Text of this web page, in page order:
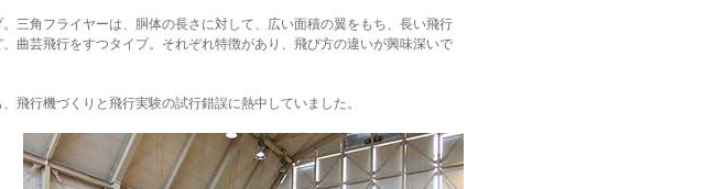
三角フライヤーは、胴体の長さに対して、広い面積の翼をもち、長い飛行
曲芸飛行をすつタイプ。それぞれ特徴があり、飛び方の違いが興味深いで
飛行機づくりと飛行実験の試行錯誤に熱中していました。